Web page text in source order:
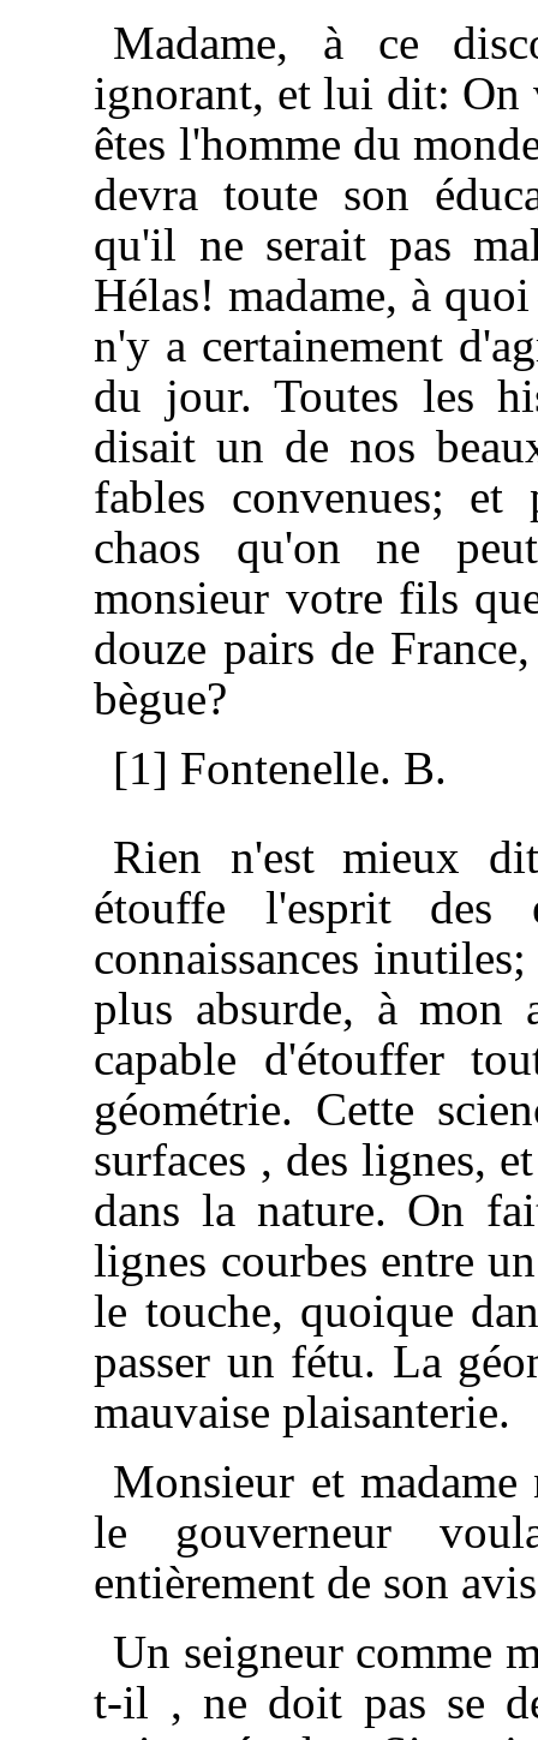
Madame, à ce
ignorant, et lui dit: On
êtes l'homme du
devra toute son
qu'il ne serait pas
Hélas! madame, à
n'y a certainement
du jour. Toutes les
disait un de nos
fables convenues; et
chaos qu'on ne
monsieur votre fils
douze pairs de
bègue?
[1] Fontenelle. B.
Rien n'est mieux
étouffe l'esprit des
connaissances
plus absurde, à
capable d'étouffer
géométrie. Cette
surfaces , des lignes,
dans la nature. On
lignes courbes entre
le touche, quoique
passer un fétu. La
mauvaise plaisanterie.
Monsieur et madame
le gouverneur
entièrement de son
Un seigneur comme
t-il , ne doit pas se